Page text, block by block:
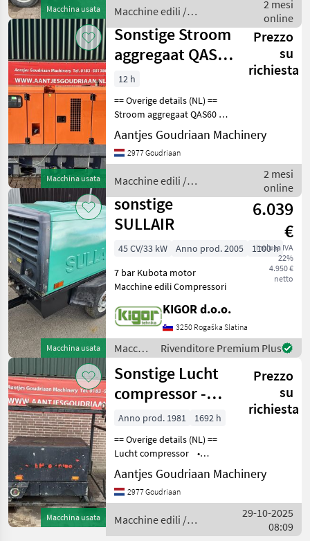
Macchina usata
Macchine edili /
Sonstige
2 mesi
online
Macchina usata
Sonstige Stroom
aggregaat QAS60
- Gebruikt
Prezzo
su
richiesta
12 h
== Overige details (NL) ==
Stroom aggregaat QAS60 •
Vermogen 60 KVA •
Draaiuren 12.358 •
Voedingsspanning 400 V •
Aantjes Goudriaan Machinery
2977 Goudriaan
Macchine edili /
Sonstige
2 mesi
online
Macchina usata
sonstige
SULLAIR
6.039
€
inclusa IVA
22%
4.950 €
netto
45 CV/33 kW Anno prod. 2005
1100 h
7 bar Kubota motor
Macchine edili Compressori
KIGOR d.o.o.
3250 Rogaška Slatina
Macchine
edili /
Sonstige
Rivenditore Premium Plus
Macchina usata
Sonstige Lucht
compressor -
Gebruikt
Prezzo
su
richiesta
Anno prod. 1981
1692 h
== Overige details (NL) ==
Lucht compressor •
Werkdruk 8 bar • 1692 uur
• Geheel werkend Staat:
Gebruikt Bouwjaar: 1981
Aantjes Goudriaan Machinery
2977 Goudriaan
Macchine edili /
Sonstige
29-10-2025
08:09